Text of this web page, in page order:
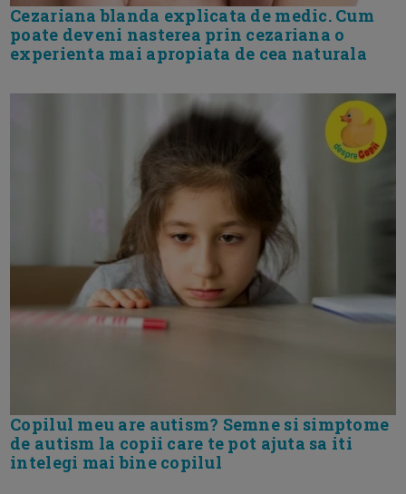
Cezariana blanda explicata de medic. Cum
poate deveni nasterea prin cezariana o
experienta mai apropiata de cea naturala
Copilul meu are autism? Semne si simptome
de autism la copii care te pot ajuta sa iti
intelegi mai bine copilul